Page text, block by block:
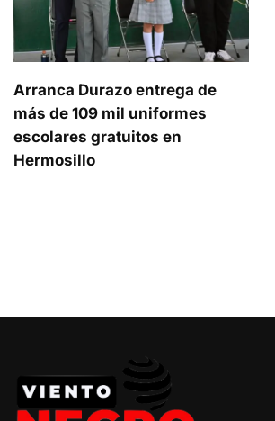
Arranca Durazo entrega de
más de 109 mil uniformes
escolares gratuitos en
Hermosillo